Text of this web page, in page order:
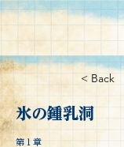
< Back
氷の鍾乳洞
第１章